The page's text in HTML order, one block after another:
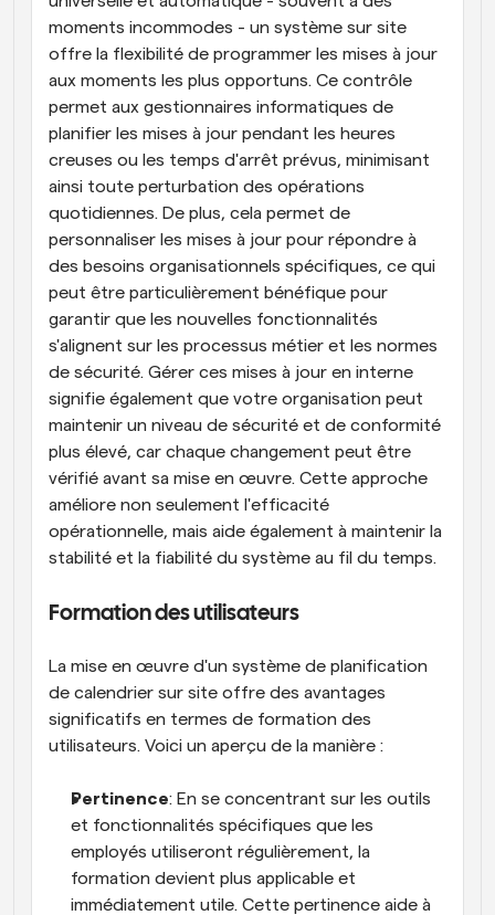
moments incommodes - un système sur site
offre la flexibilité de programmer les mises à jour
aux moments les plus opportuns. Ce contrôle
permet aux gestionnaires informatiques de
planifier les mises à jour pendant les heures
creuses ou les temps d'arrêt prévus, minimisant
ainsi toute perturbation des opérations
quotidiennes. De plus, cela permet de
personnaliser les mises à jour pour répondre à
des besoins organisationnels spécifiques, ce qui
peut être particulièrement bénéfique pour
garantir que les nouvelles fonctionnalités
s'alignent sur les processus métier et les normes
de sécurité. Gérer ces mises à jour en interne
signifie également que votre organisation peut
maintenir un niveau de sécurité et de conformité
plus élevé, car chaque changement peut être
vérifié avant sa mise en œuvre. Cette approche
améliore non seulement l'efficacité
opérationnelle, mais aide également à maintenir la
stabilité et la fiabilité du système au fil du temps.
Formation des utilisateurs
La mise en œuvre d'un système de planification
de calendrier sur site offre des avantages
significatifs en termes de formation des
utilisateurs. Voici un aperçu de la manière :
Pertinence: En se concentrant sur les outils
et fonctionnalités spécifiques que les
employés utiliseront régulièrement, la
formation devient plus applicable et
immédiatement utile. Cette pertinence aide à